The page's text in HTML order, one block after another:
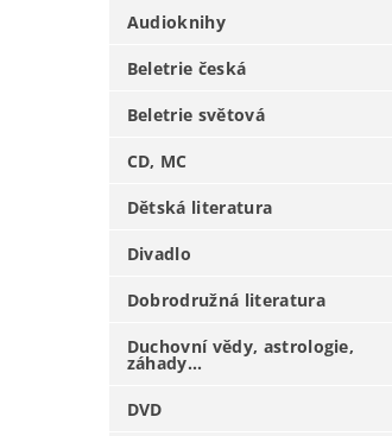
Audioknihy
Beletrie česká
Beletrie světová
CD, MC
Dětská literatura
Divadlo
Dobrodružná literatura
Duchovní vědy, astrologie,
záhady...
DVD